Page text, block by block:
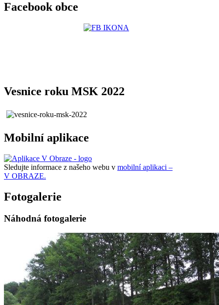
Facebook obce
Vesnice roku MSK 2022
Mobilní aplikace
Sledujte informace z našeho webu v mobilní aplikaci –
V OBRAZE.
Fotogalerie
Náhodná fotogalerie